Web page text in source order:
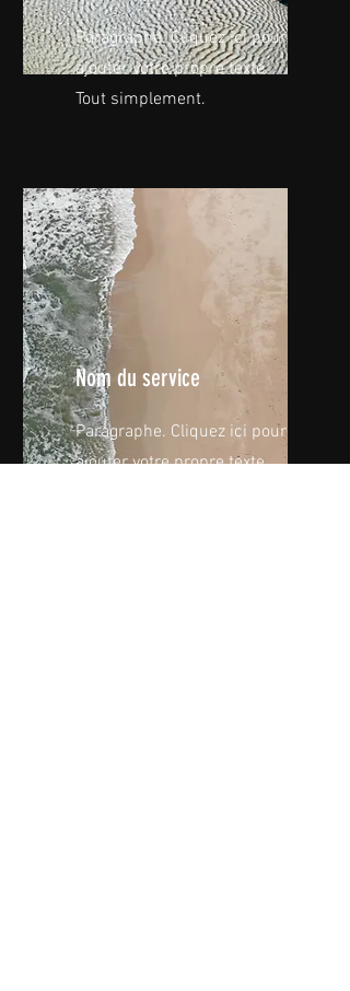
Paragraphe. Cliquez ici pour
ajouter votre propre texte.
Tout simplement.
Nom du service
Paragraphe. Cliquez ici pour
ajouter votre propre texte.